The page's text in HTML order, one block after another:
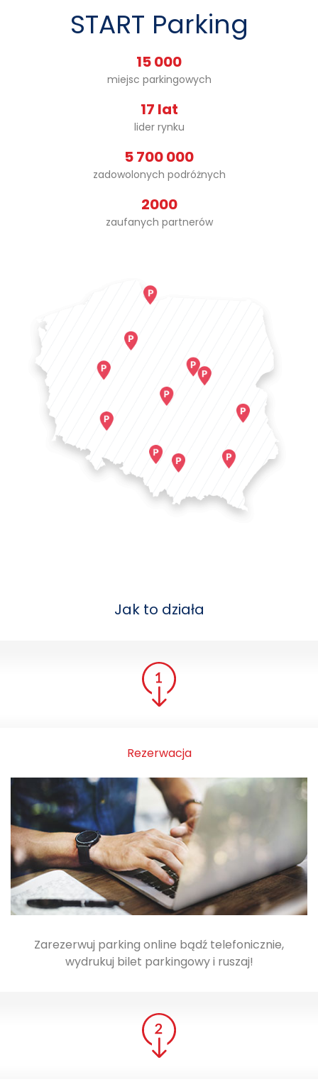
START Parking
15 000
miejsc parkingowych
17 lat
lider rynku
5 700 000
zadowolonych podróżnych
2000
zaufanych partnerów
Jak to działa
Rezerwacja
Zarezerwuj parking online bądź telefonicznie,
wydrukuj bilet parkingowy i ruszaj!